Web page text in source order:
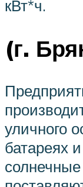
кВт*ч.
(г.
уличного
батареях